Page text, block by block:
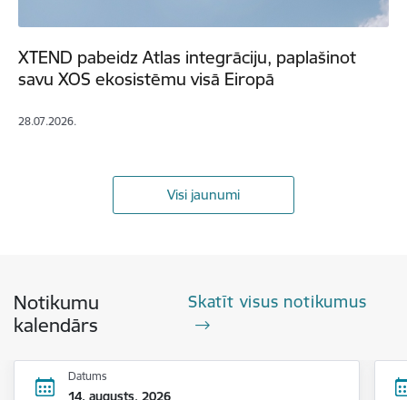
XTEND pabeidz Atlas integrāciju, paplašinot
savu XOS ekosistēmu visā Eiropā
28.07.2026.
Visi jaunumi
Notikumu
kalendārs
Skatīt visus notikumus
Datums
14. augusts, 2026